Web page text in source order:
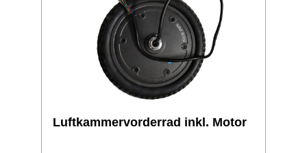
Luftkammervorderrad inkl. Motor